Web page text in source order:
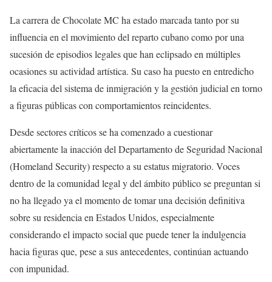
La carrera de Chocolate MC ha estado marcada tanto por su
influencia en el movimiento del reparto cubano como por una
sucesión de episodios legales que han eclipsado en múltiples
ocasiones su actividad artística. Su caso ha puesto en entredicho
la eficacia del sistema de inmigración y la gestión judicial en torno
a figuras públicas con comportamientos reincidentes.
Desde sectores críticos se ha comenzado a cuestionar
abiertamente la inacción del Departamento de Seguridad Nacional
(Homeland Security) respecto a su estatus migratorio. Voces
dentro de la comunidad legal y del ámbito público se preguntan si
no ha llegado ya el momento de tomar una decisión definitiva
sobre su residencia en Estados Unidos, especialmente
considerando el impacto social que puede tener la indulgencia
hacia figuras que, pese a sus antecedentes, continúan actuando
con impunidad.